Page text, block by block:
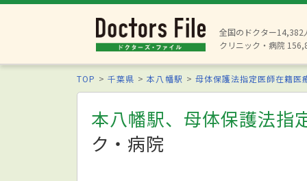
全国のドクター14,382
クリニック・病院
TOP 千葉県 本八幡駅 母体保護法指定医師在籍医
本八幡駅、母体保護法指
ク・病院